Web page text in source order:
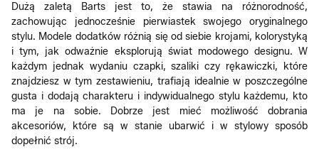
Dużą zaletą Barts jest to, że stawia na różnorodność,
zachowując jednocześnie pierwiastek swojego oryginalnego
stylu. Modele dodatków różnią się od siebie krojami, kolorystyką
i tym, jak odważnie eksplorują świat modowego designu. W
każdym jednak wydaniu czapki, szaliki czy rękawiczki, które
znajdziesz w tym zestawieniu, trafiają idealnie w poszczególne
gusta i dodają charakteru i indywidualnego stylu każdemu, kto
ma je na sobie. Dobrze jest mieć możliwość dobrania
akcesoriów, które są w stanie ubarwić i w stylowy sposób
dopełnić strój.